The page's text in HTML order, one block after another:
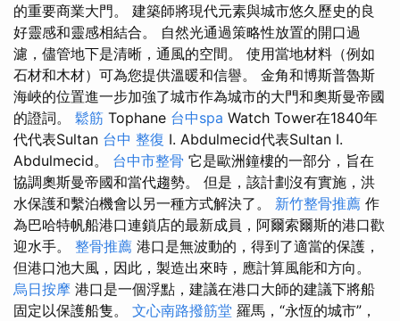
的重要商業大門。 建築師將現代元素與城市悠久歷史的良
好靈感和靈感相結合。 自然光通過策略性放置的開口過
濾，儘管地下是清晰，通風的空間。 使用當地材料（例如
石材和木材）可為您提供溫暖和信譽。 金角和博斯普魯斯
海峽的位置進一步加強了城市作為城市的大門和奧斯曼帝國
的證詞。 鬆筋 Tophane 台中spa Watch Tower在1840年
代代表Sultan 台中 整復 I. Abdulmecid代表Sultan I.
Abdulmecid。 台中市整骨 它是歐洲鐘樓的一部分，旨在
協調奧斯曼帝國和當代趨勢。 但是，該計劃沒有實施，洪
水保護和繫泊機會以另一種方式解決了。 新竹整骨推薦 作
為巴哈特帆船港口連鎖店的最新成員，阿爾索爾斯的港口歡
迎水手。 整骨推薦 港口是無波動的，得到了​​​​適當的保護，
但港口池大風，因此，製造出來時，應計算風能和方向。
烏日按摩 港口是一個浮點，建議在港口大師的建議下將船
固定以保護船隻。 文心南路撥筋堂 羅馬，“永恆的城市”，